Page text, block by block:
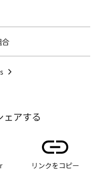
合
ェアする
リンクをコピー